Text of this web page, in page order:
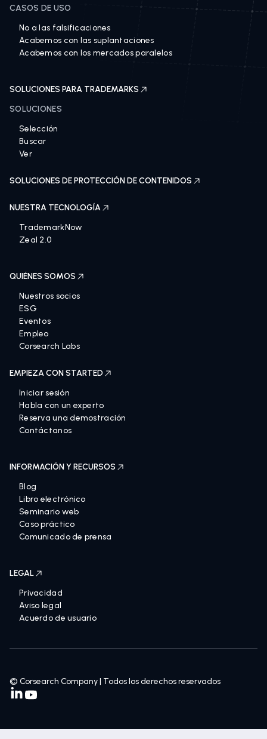
CASOS DE USO
No a las falsificaciones
Acabemos con las suplantaciones
Acabemos con los mercados paralelos
SOLUCIONES PARA TRADEMARKS
SOLUCIONES
Selección
Buscar
Ver
SOLUCIONES DE PROTECCIÓN DE CONTENIDOS
NUESTRA TECNOLOGÍA
TrademarkNow
Zeal 2.0
QUIÉNES SOMOS
Nuestros socios
ESG
Eventos
Empleo
Corsearch Labs
EMPIEZA CON STARTED
Iniciar sesión
Habla con un experto
Reserva una demostración
Contáctanos
INFORMACIÓN Y RECURSOS
Blog
Libro electrónico
Seminario web
Caso práctico
Comunicado de prensa
LEGAL
Privacidad
Aviso legal
Acuerdo de usuario
© Corsearch Company | Todos los derechos reservados